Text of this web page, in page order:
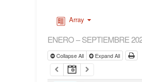
Array
ENERO – SEPTIEMBRE
Collapse All Expand All